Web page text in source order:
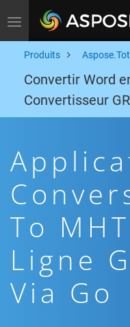
Toggle navigation
Produits
Convertir Word
Convertisseur
To
Ligne
Via Go